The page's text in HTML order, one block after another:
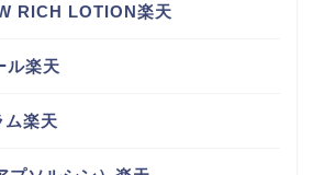
RICH LOTION楽天
ル楽天
ム楽天